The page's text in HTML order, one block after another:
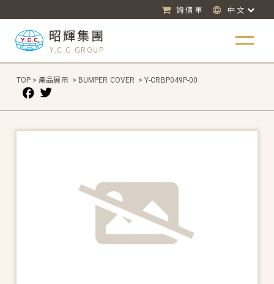
詢價車 中文
昭輝集團
Y.C.C GROUP
TOP > 產品展示 > BUMPER COVER > Y-CRBP049P-00